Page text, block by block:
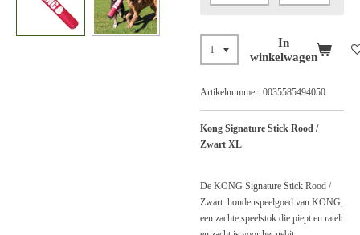
In
winkelwagen
Artikelnummer: 0035585494050
Kong Signature Stick Rood /
Zwart XL
De KONG Signature Stick Rood /
Zwart hondenspeelgoed van KONG,
een zachte speelstok die piept en ratelt